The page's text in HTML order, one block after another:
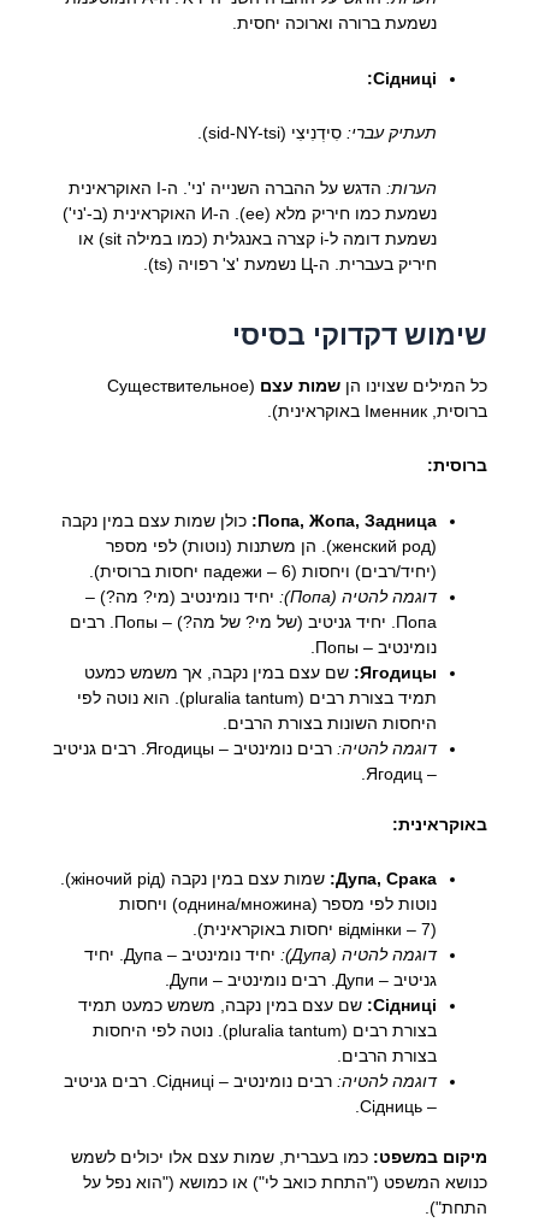
נשמעת ברורה וארוכה יחסית.
Сідниці:
תעתיק עברי:סִידְנִיצִי (sid-NY-tsi).
הערות:
הדגש על ההברה השנייה 'ני'. ה-І האוקראינית
נשמעת כמו חיריק מלא (ee). ה-И האוקראינית (ב-'ני')
נשמעת דומה ל-i קצרה באנגלית (כמו במילה sit) או
חיריק בעברית. ה-Ц נשמעת 'צ' רפויה (ts).
שימוש דקדוקי בסיסי
כל המילים שצוינו הן שמות עצם (Существительное
ברוסית, Іменник באוקראינית).
ברוסית:
Попа, Жопа, Задница:
כולן שמות עצם במין נקבה
(женский род). הן משתנות (נוטות) לפי מספר
(יחיד/רבים) ויחסות (падежи – 6 יחסות ברוסית).
דוגמה להטיה (Попа):
יחיד נומינטיב (מי? מה?) –
Попа. יחיד גניטיב (של מי? של מה?) – Попы. רבים
נומינטיב – Попы.
Ягодицы: שם עצם במין נקבה, אך משמש כמעט
תמיד בצורת רבים (pluralia tantum). הוא נוטה לפי
היחסות השונות בצורת הרבים.
דוגמה להטיה:
רבים נומינטיב – Ягодицы. רבים גניטיב
– Ягодиц.
באוקראינית:
Дупа, Срака:
שמות עצם במין נקבה (жіночий рід).
נוטות לפי מספר (однина/множина) ויחסות
(відмінки – 7 יחסות באוקראינית).
דוגמה להטיה (Дупа):
יחיד נומינטיב – Дупа. יחיד
גניטיב – Дупи. רבים נומינטיב – Дупи.
Сідниці: שם עצם במין נקבה, משמש כמעט תמיד
בצורת רבים (pluralia tantum). נוטה לפי היחסות
בצורת הרבים.
דוגמה להטיה:
רבים נומינטיב – Сідниці. רבים גניטיב
– Сідниць.
מיקום במשפט: כמו בעברית, שמות עצם אלו יכולים לשמש
כנושא המשפט ("התחת כואב לי") או כמושא ("הוא נפל על
התחת").